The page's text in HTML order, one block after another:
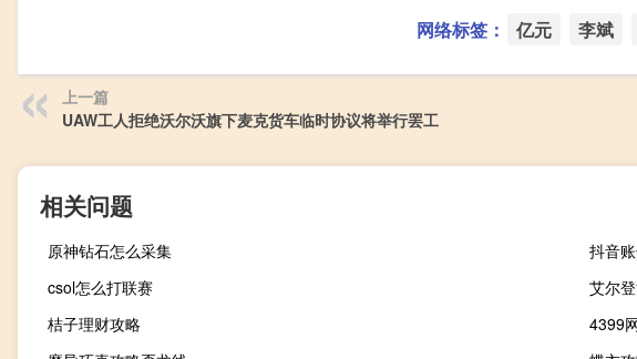
网络标签： 亿元 李斌
上一篇
UAW工人拒绝沃尔沃旗下麦克货车临时协议将举行罢工
相关问题
原神钻石怎么采集
抖音
csol怎么打联赛
艾尔
桔子理财攻略
4399